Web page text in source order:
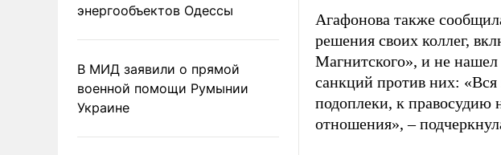
энергообъектов Одессы
В МИД заявили о прямой
военной помощи Румынии
Украине
Агафонова также
решения своих коллег,
Магнитского», и не
санкций против них: «Вся
подоплеки, к правосудию
отношения», –